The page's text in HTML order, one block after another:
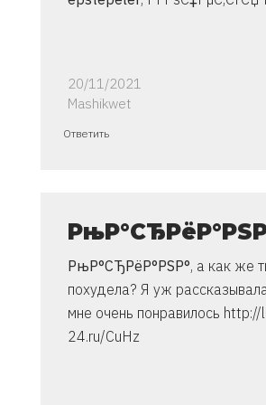
20/11/2021
Mashikwet
Ответ
очень
Владимир
Ответить
РњР°СЂРёР°РЅР°, а как же
похудела? Я уж
мне очень понравилось
24.ru/CuHz